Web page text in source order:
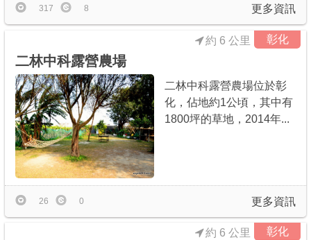
更多資訊
317 8
彰化
約 6 公里
二林中科露營農場
二林中科露營農場位於彰
化，佔地約1公頃，其中有
1800坪的草地，2014年...
更多資訊
26 0
彰化
約 6 公里